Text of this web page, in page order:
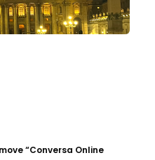
“Conversa Online